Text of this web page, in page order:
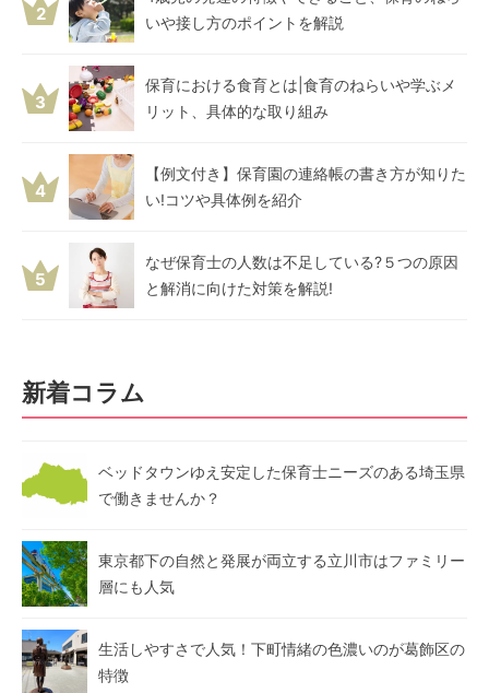
2
いや接し方のポイントを解説
3
保育における食育とは|食育のねらいや学ぶメ
リット、具体的な取り組み
4
【例文付き】保育園の連絡帳の書き方が知りた
い!コツや具体例を紹介
5
なぜ保育士の人数は不足している?５つの原因
と解消に向けた対策を解説!
新着コラム
ベッドタウンゆえ安定した保育士ニーズのある埼玉県
で働きませんか？
東京都下の自然と発展が両立する立川市はファミリー
層にも人気
生活しやすさで人気！下町情緒の色濃いのが葛飾区の
特徴